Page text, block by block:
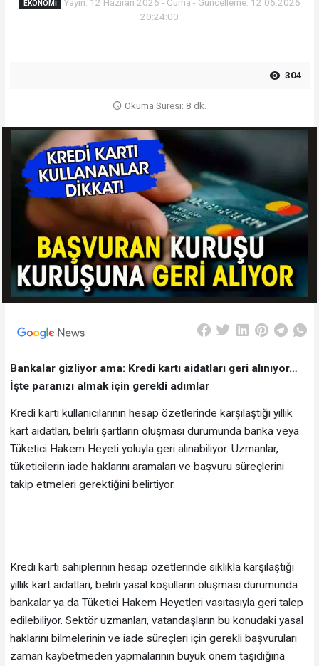
EKONOMI
20:24:00
304
Okuma Süresi: 8 dk.
Bankalar gizliyor ama: Kredi kartı aidatları geri alınıyor…
İşte paranızı almak için gerekli adımlar
Kredi kartı kullanıcılarının hesap özetlerinde karşılaştığı yıllık
kart aidatları, belirli şartların oluşması durumunda banka veya
Tüketici Hakem Heyeti yoluyla geri alınabiliyor. Uzmanlar,
tüketicilerin iade haklarını aramaları ve başvuru süreçlerini
takip etmeleri gerektiğini belirtiyor.
Kredi kartı sahiplerinin hesap özetlerinde sıklıkla karşılaştığı
yıllık kart aidatları, belirli yasal koşulların oluşması durumunda
bankalar ya da Tüketici Hakem Heyetleri vasıtasıyla geri talep
edilebiliyor. Sektör uzmanları, vatandaşların bu konudaki yasal
haklarını bilmelerinin ve iade süreçleri için gerekli başvuruları
zaman kaybetmeden yapmalarının büyük önem taşıdığına